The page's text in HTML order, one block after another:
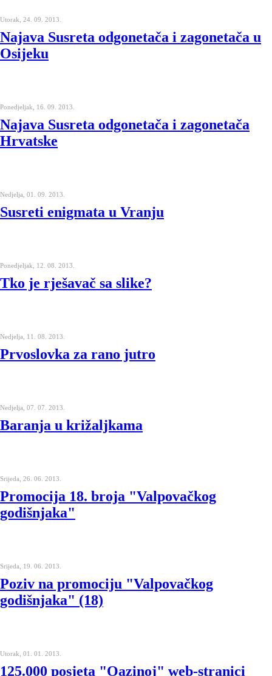
Utorak, 24. 09. 2013.
Najava Susreta odgonetača i zagonetača u
Osijeku
Ponedjeljak, 16. 09. 2013.
Najava Susreta odgonetača i zagonetača
Hrvatske
Nedjelja, 01. 09. 2013.
Susreti enigmata u Vranju
Ponedjeljak, 12. 08. 2013.
Tko je rješavač sa slike?
Nedjelja, 11. 08. 2013.
Prvoslovka za rano jutro
Nedjelja, 07. 07. 2013.
Baranja u križaljkama
Srijeda, 26. 06. 2013.
Promocija 18. broja "Valpovačkog
godišnjaka"
Srijeda, 19. 06. 2013.
Poziv na promociju "Valpovačkog
godišnjaka" (18)
Utorak, 01. 01. 2013.
125.000 posjeta "Oazinoj" web-stranici